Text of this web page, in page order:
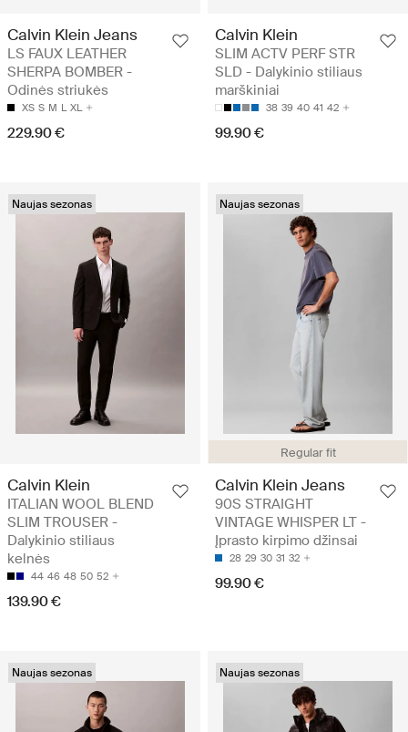
Calvin Klein Jeans
LS FAUX LEATHER
SHERPA BOMBER -
Odinės striukės
XS S M L XL
229.90 €
Calvin Klein
SLIM ACTV PERF STR
SLD - Dalykinio stiliaus
marškiniai
38 39 40 41 42
99.90 €
Naujas sezonas
Calvin Klein
ITALIAN WOOL BLEND
SLIM TROUSER -
Dalykinio stiliaus
kelnės
44 46 48 50 52
139.90 €
Regular fit
Naujas sezonas
Calvin Klein Jeans
90S STRAIGHT
VINTAGE WHISPER LT -
Įprasto kirpimo džinsai
28 29 30 31 32
99.90 €
Naujas sezonas Naujas sezonas